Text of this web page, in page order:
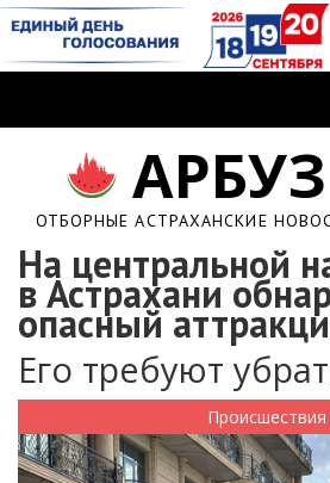
АРБУЗ
ОТБОРНЫЕ АСТРАХАНСКИЕ
На центральной
в Астрахани
опасный
Его требуют
Происшествия